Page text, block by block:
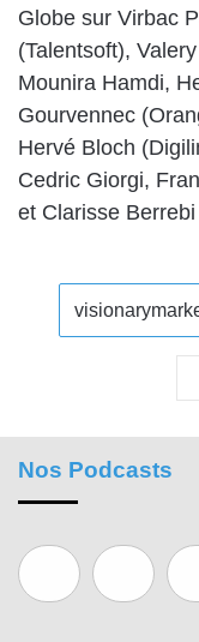
Globe sur Virbac
(Talentsoft),
Mounira Hamdi,
Gourvennec
Hervé Bloch
Cedric Giorgi,
et Clarisse
Nos Podcasts